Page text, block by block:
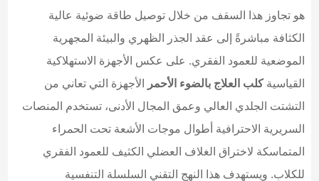
هو تجاوز هذا السقف من خلال توصيل طاقة ضوئية عالية
الكثافة مباشرةً إلى عقد الجذر الظهري والبيئة المجهرية
الموضعية للعمود الفقري. على عكس الأجهزة الاستهلاكية
القياسيةكلب العلاج بالضوء الأحمر
الأجهزة التي تعاني من
التشتت الجلدي العالي وعمق المجال الأدنى، تستخدم المنصات
السريرية الاحترافية أطوال موجات الأشعة تحت الحمراء
المتماسكة لاختراق الغلاف العضلي الكثيف للعمود الفقري
للكلاب. ويستهدف هذا النهج التقني السلسلة التنفسية